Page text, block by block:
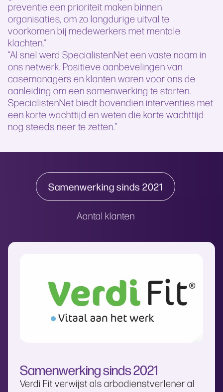
preventie een prioriteit maken binnen
organisaties, om zo langdurige uitval te
voorkomen bij medewerkers met mentale
klachten.”
“Al snel werd SpecialistenNet een vaste naam in
ons netwerk. Positieve aanbevelingen van
casemanagers en klanten waren voor ons de
aanleiding om een samenwerking te starten.
SpecialistenNet biedt bovendien interventies met
een korte wachttijd en weten die korte wachttijd
nog steeds neer te zetten.”
Samenwerking sinds 2021
Aantal klanten
Samenwerking sinds 2021
Verdi Fit verwijst als arbodienstverlener al